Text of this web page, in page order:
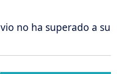
no ha superado a su